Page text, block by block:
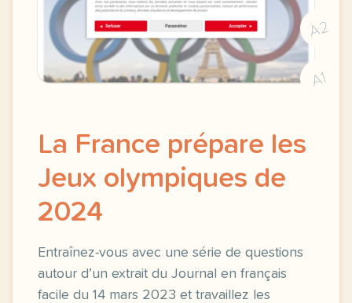
A2
A1
La France prépare les
Jeux olympiques de
2024
Entraînez-vous avec une série de questions
autour d’un extrait du Journal en français
facile du 14 mars 2023 et travaillez les